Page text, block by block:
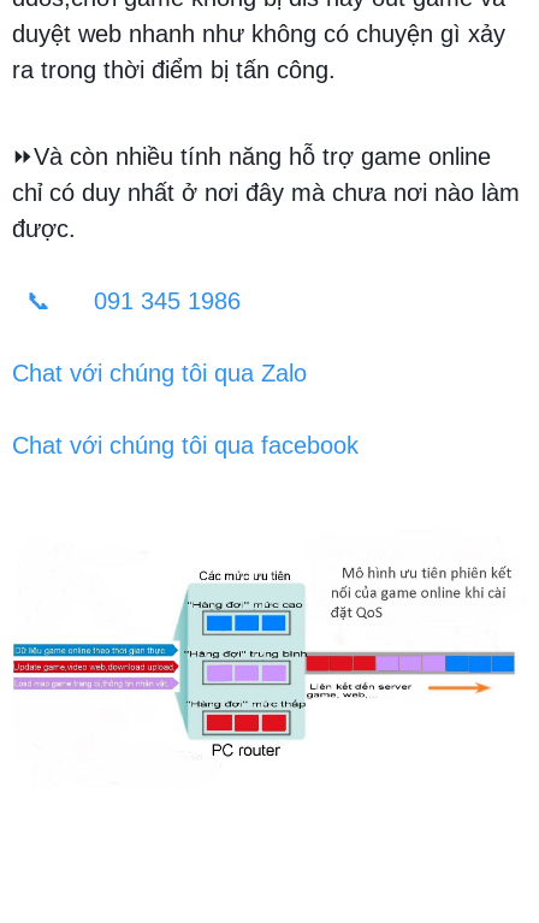
duyệt web nhanh như không có chuyện gì xảy
ra trong thời điểm bị tấn công.
⏩Và còn nhiều tính năng hỗ trợ game online
chỉ có duy nhất ở nơi đây mà chưa nơi nào làm
được.
📞 091 345 1986
Chat với chúng tôi qua Zalo
Chat với chúng tôi qua facebook